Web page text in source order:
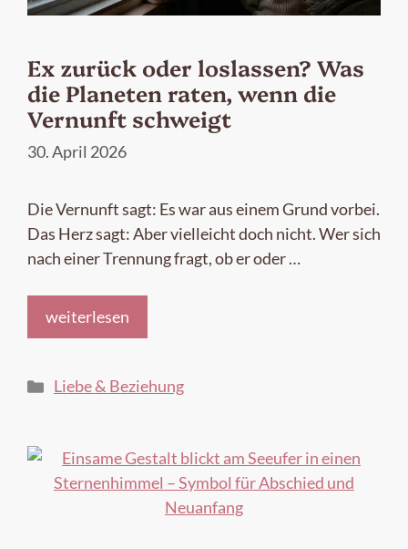
Ex zurück oder loslassen? Was
die Planeten raten, wenn die
Vernunft schweigt
30. April 2026
Die Vernunft sagt: Es war aus einem Grund vorbei.
Das Herz sagt: Aber vielleicht doch nicht. Wer sich
nach einer Trennung fragt, ob er oder …
weiterlesen
Kategorien
Liebe & Beziehung